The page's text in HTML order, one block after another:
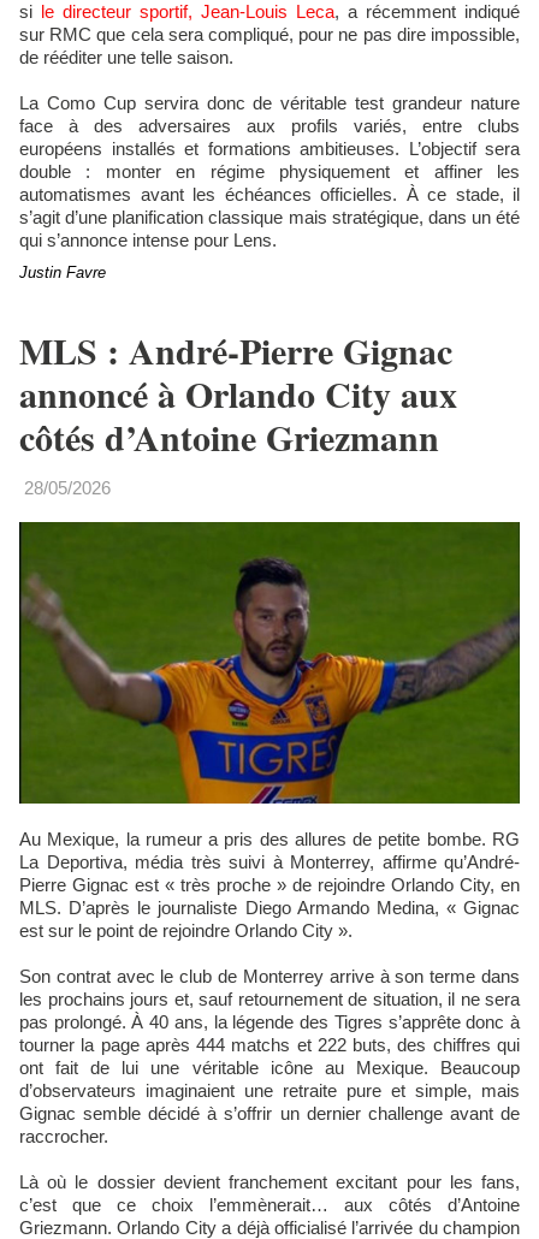
si le directeur sportif, Jean-Louis Leca, a récemment indiqué
sur RMC que cela sera compliqué, pour ne pas dire impossible,
de rééditer une telle saison.
La Como Cup servira donc de véritable test grandeur nature
face à des adversaires aux profils variés, entre clubs
européens installés et formations ambitieuses. L’objectif sera
double : monter en régime physiquement et affiner les
automatismes avant les échéances officielles. À ce stade, il
s’agit d’une planification classique mais stratégique, dans un été
qui s’annonce intense pour Lens.
Justin Favre
MLS : André-Pierre Gignac
annoncé à Orlando City aux
côtés d’Antoine Griezmann
28/05/2026
Au Mexique, la rumeur a pris des allures de petite bombe. RG
La Deportiva, média très suivi à Monterrey, affirme qu’André-
Pierre Gignac est « très proche » de rejoindre Orlando City, en
MLS. D’après le journaliste Diego Armando Medina, « Gignac
est sur le point de rejoindre Orlando City ».
Son contrat avec le club de Monterrey arrive à son terme dans
les prochains jours et, sauf retournement de situation, il ne sera
pas prolongé. À 40 ans, la légende des Tigres s’apprête donc à
tourner la page après 444 matchs et 222 buts, des chiffres qui
ont fait de lui une véritable icône au Mexique. Beaucoup
d’observateurs imaginaient une retraite pure et simple, mais
Gignac semble décidé à s’offrir un dernier challenge avant de
raccrocher.
Là où le dossier devient franchement excitant pour les fans,
c’est que ce choix l’emmènerait… aux côtés d’Antoine
Griezmann. Orlando City a déjà officialisé l’arrivée du champion